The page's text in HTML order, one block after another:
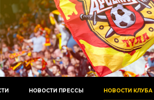
НОВОСТИ ПРЕССЫ НОВОСТИ КЛУБА